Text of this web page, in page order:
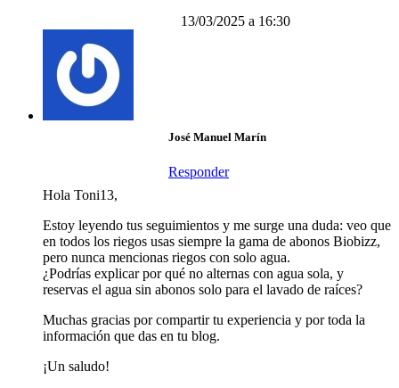
13/03/2025 a 16:30
José Manuel Marín
Responder
Hola Toni13,
Estoy leyendo tus seguimientos y me surge una duda: veo que
en todos los riegos usas siempre la gama de abonos Biobizz,
pero nunca mencionas riegos con solo agua.
¿Podrías explicar por qué no alternas con agua sola, y
reservas el agua sin abonos solo para el lavado de raíces?
Muchas gracias por compartir tu experiencia y por toda la
información que das en tu blog.
¡Un saludo!